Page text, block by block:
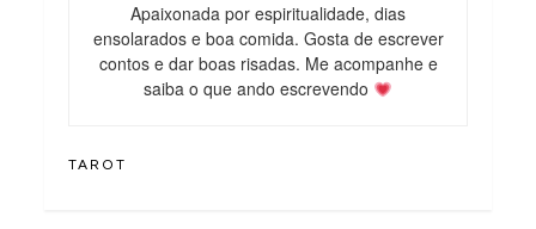
Apaixonada por espiritualidade, dias
ensolarados e boa comida. Gosta de escrever
contos e dar boas risadas. Me acompanhe e
saiba o que ando escrevendo
TAROT